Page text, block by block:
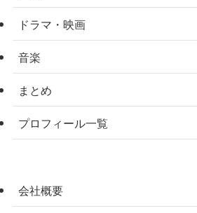
ドラマ・映画
音楽
まとめ
プロフィール一覧
会社概要